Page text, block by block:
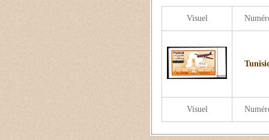
Visuel
Visuel